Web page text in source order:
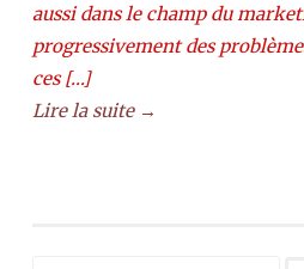
aussi dans le champ du
progressivement des
ces […]
Lire la suite →